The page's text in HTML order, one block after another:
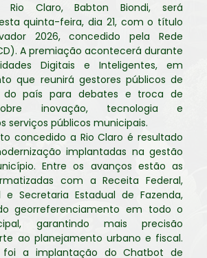
Claro, Babton Biondi, será
quinta-feira, dia 21, com o título
2026, concedido pela Rede
A premiação acontecerá durante
Digitais e Inteligentes, em
que reunirá gestores públicos de
do país para debates e troca de
inovação, tecnologia e
serviços públicos municipais.
concedido a Rio Claro é resultado
implantadas na gestão
Entre os avanços estão as
com a Receita Federal,
e Secretaria Estadual de Fazenda,
georreferenciamento em todo o
garantindo mais precisão
ao planejamento urbano e fiscal.
foi a implantação do Chatbot de